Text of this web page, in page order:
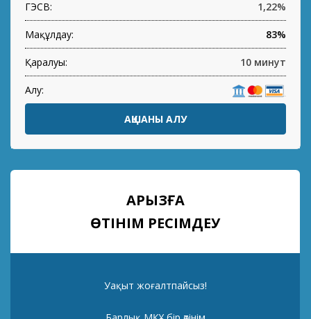
ГЭСВ: 1,22%
Мақұлдау: 83%
Қаралуы: 10 минут
Алу:
АҚШАНЫ АЛУ
ҚАРЫЗҒА
ӨТІНІМ РЕСІМДЕУ
Уақыт жоғалтпайсыз!